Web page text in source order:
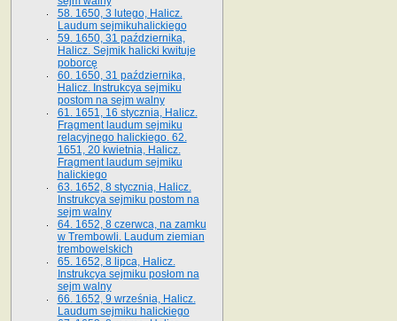
58. 1650, 3 lutego, Halicz.
Laudum sejmikuhalickiego
59. 1650, 31 października,
Halicz. Sejmik halicki kwituje
poborcę
60. 1650, 31 października,
Halicz. Instrukcya sejmiku
postom na sejm walny
61. 1651, 16 stycznia, Halicz.
Fragment laudum sejmiku
relacyjnego halickiego. 62.
1651, 20 kwietnia, Halicz.
Fragment laudum sejmiku
halickiego
63. 1652, 8 stycznia, Halicz.
Instrukcya sejmiku postom na
sejm walny
64. 1652, 8 czerwca, na zamku
w Trembowli. Laudum ziemian
trembowelskich
65. 1652, 8 lipca, Halicz.
Instrukcya sejmiku posłom na
sejm walny
66. 1652, 9 września, Halicz.
Laudum sejmiku halickiego